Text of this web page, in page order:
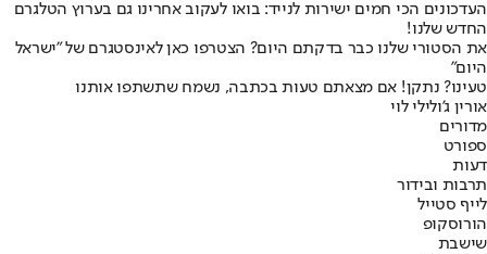
העדכונים הכי חמים ישירות לנייד: בואו לעקוב אחרינו גם בערוץ הטלגרם
החדש שלנו!
את הסטורי שלנו כבר בדקתם היום? הצטרפו כאן לאינסטגרם של "ישראל
היום"
טעינו? נתקן! אם מצאתם טעות בכתבה, נשמח שתשתפו אותנו
אורין ג'ולילי לוי
מדורים
ספורט
דעות
תרבות ובידור
לייף סטייל
הורוסקופ
שישבת